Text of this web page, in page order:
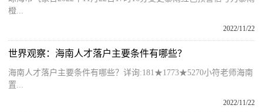
橙...
2022/11/22
世界观察：海南人才落户主要条件有哪些？
海南人才落户主要条件有哪些？详询:181★1773★5270小符老师海南
置...
2022/11/22